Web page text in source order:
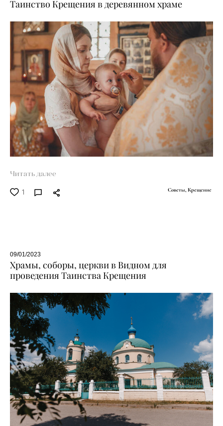
Таинство Крещения в деревянном храме
Читать далее
1 Советы, Крещение
09/01/2023
Храмы, соборы, церкви в Видном для
проведения Таинства Крещения